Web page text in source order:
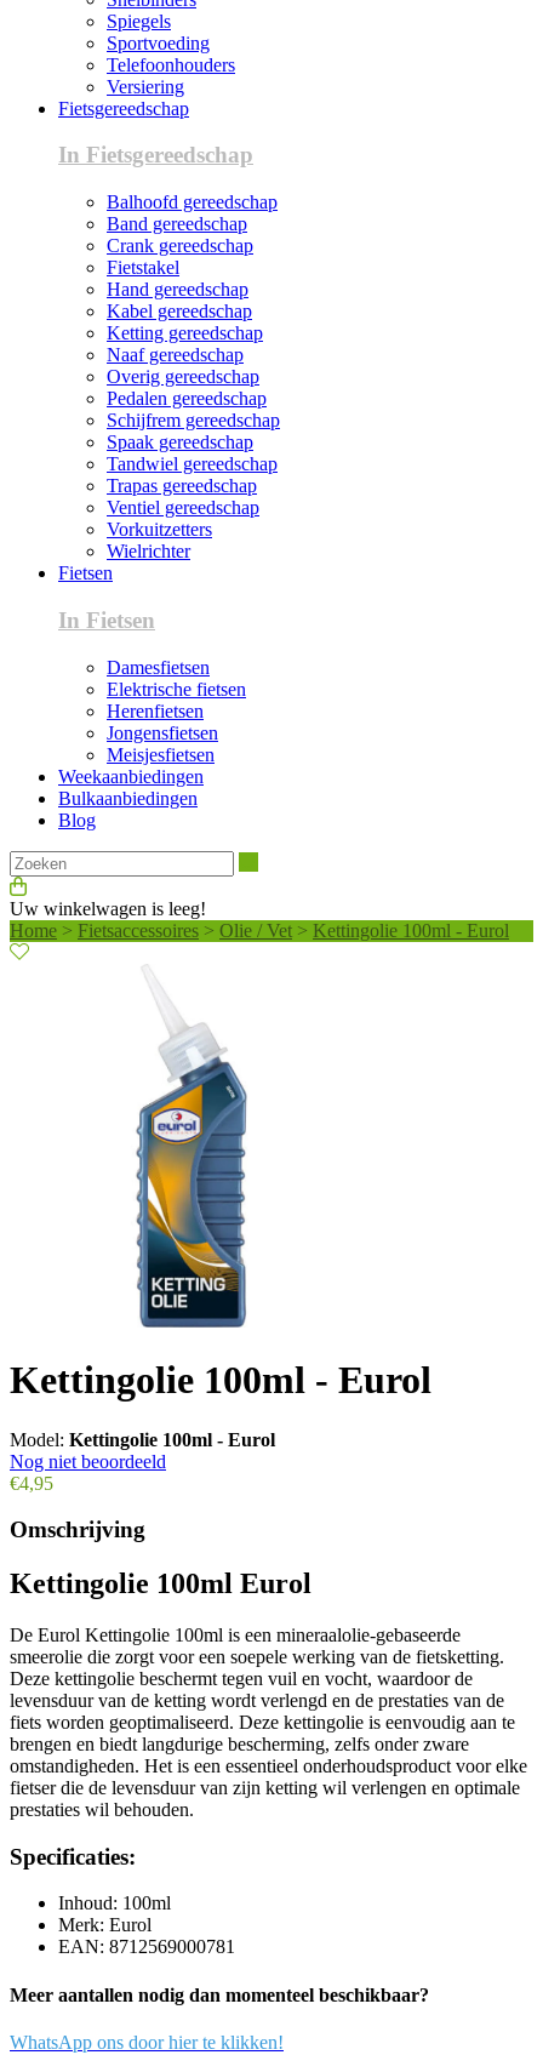
Spiegels
Sportvoeding
Telefoonhouders
Versiering
Fietsgereedschap
In Fietsgereedschap
Balhoofd gereedschap
Band gereedschap
Crank gereedschap
Fietstakel
Hand gereedschap
Kabel gereedschap
Ketting gereedschap
Naaf gereedschap
Overig gereedschap
Pedalen gereedschap
Schijfrem gereedschap
Spaak gereedschap
Tandwiel gereedschap
Trapas gereedschap
Ventiel gereedschap
Vorkuitzetters
Wielrichter
Fietsen
In Fietsen
Damesfietsen
Elektrische fietsen
Herenfietsen
Jongensfietsen
Meisjesfietsen
Weekaanbiedingen
Bulkaanbiedingen
Blog
Uw winkelwagen is leeg!
Home > Fietsaccessoires > Olie / Vet > Kettingolie 100ml - Eurol
Kettingolie 100ml - Eurol
Model: Kettingolie 100ml - Eurol
Nog niet beoordeeld
€4,95
Omschrijving
Kettingolie 100ml Eurol
De Eurol Kettingolie 100ml is een mineraalolie-gebaseerde
smeerolie die zorgt voor een soepele werking van de fietsketting.
Deze kettingolie beschermt tegen vuil en vocht, waardoor de
levensduur van de ketting wordt verlengd en de prestaties van de
fiets worden geoptimaliseerd. Deze kettingolie is eenvoudig aan te
brengen en biedt langdurige bescherming, zelfs onder zware
omstandigheden. Het is een essentieel onderhoudsproduct voor elke
fietser die de levensduur van zijn ketting wil verlengen en optimale
prestaties wil behouden.
Specificaties:
Inhoud: 100ml
Merk: Eurol
EAN: 8712569000781
Meer aantallen nodig dan momenteel beschikbaar?
WhatsApp ons door hier te klikken!